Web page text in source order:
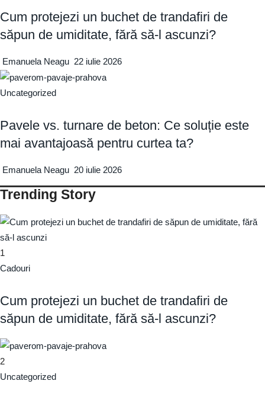
Cum protejezi un buchet de trandafiri de
săpun de umiditate, fără să-l ascunzi?
Emanuela Neagu 22 iulie 2026
Uncategorized
Pavele vs. turnare de beton: Ce soluție este
mai avantajoasă pentru curtea ta?
Emanuela Neagu 20 iulie 2026
Trending Story
1
Cadouri
Cum protejezi un buchet de trandafiri de
săpun de umiditate, fără să-l ascunzi?
2
Uncategorized